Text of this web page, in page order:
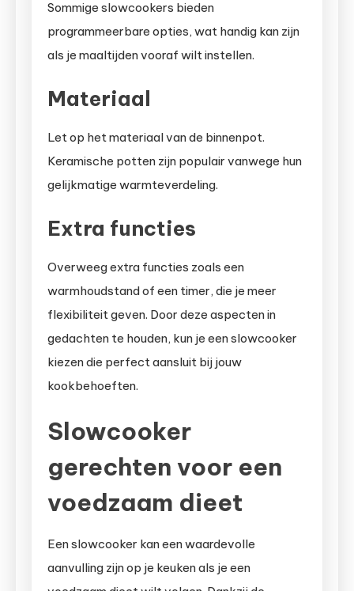
Sommige slowcookers bieden
programmeerbare opties, wat handig kan zijn
als je maaltijden vooraf wilt instellen.
Materiaal
Let op het materiaal van de binnenpot.
Keramische potten zijn populair vanwege hun
gelijkmatige warmteverdeling.
Extra functies
Overweeg extra functies zoals een
warmhoudstand of een timer, die je meer
flexibiliteit geven. Door deze aspecten in
gedachten te houden, kun je een slowcooker
kiezen die perfect aansluit bij jouw
kookbehoeften.
Slowcooker
gerechten voor een
voedzaam dieet
Een slowcooker kan een waardevolle
aanvulling zijn op je keuken als je een